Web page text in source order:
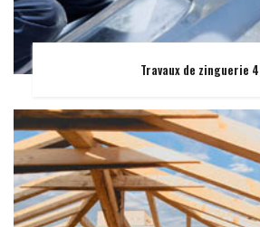
Travaux de zinguerie